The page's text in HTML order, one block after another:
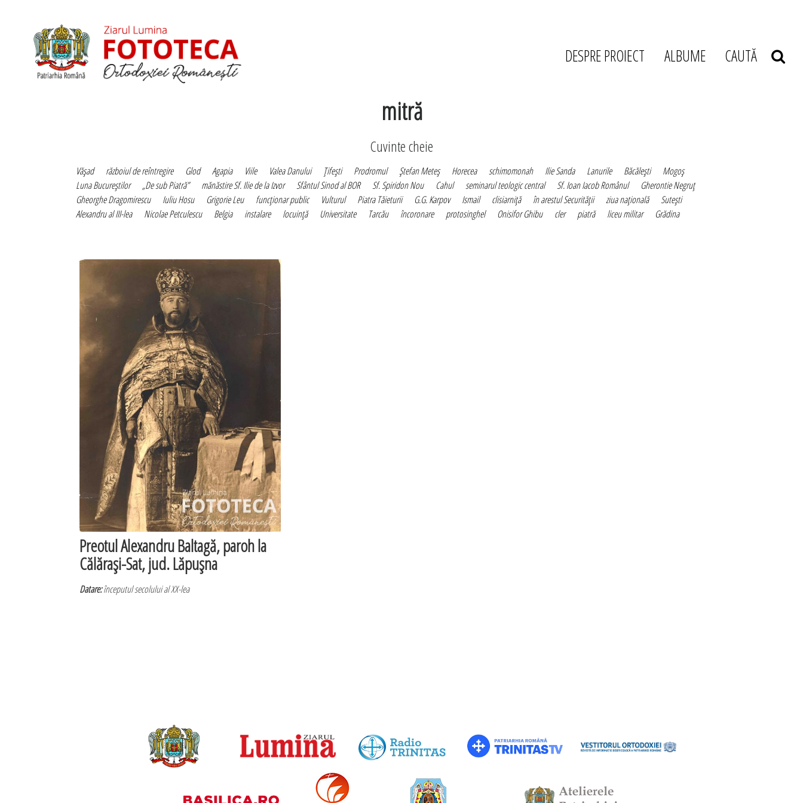
DESPRE PROIECT ALBUME CAUTĂ
mitră
Cuvinte cheie
Văşad războiul de reîntregire Glod Agapia Viile Valea Danului Ţifeşti Prodromul Ştefan Meteş Horecea schimomonah Ilie Sanda Lanurile Băcăleşti
Mogoş
Luna Bucureştilor
„De sub Piatră” mănăstire Sf. Ilie de la Izvor Sfântul Sinod al BOR Sf. Spiridon Nou Cahul seminarul teologic central Sf. Ioan Iacob Românul
Gherontie Negruţ
Gheorghe Dragomirescu
Iuliu Hosu Grigorie Leu funcţionar public Vulturul Piatra Tăieturii G.G. Karpov Ismail clisiarniţă în arestul Securităţii ziua naţională
Suteşti
Alexandru al III-lea
Nicolae Petculescu Belgia instalare locuinţă Universitate Tarcău încoronare protosinghel Onisifor Ghibu cler piatră liceu militar Grădina
Preotul Alexandru Baltagă, paroh la
Călăraşi-Sat, jud. Lăpuşna
Datare:începutul secolului al XX-lea